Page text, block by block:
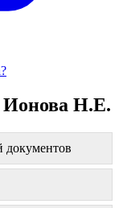
Ионова Н.Е.
документов